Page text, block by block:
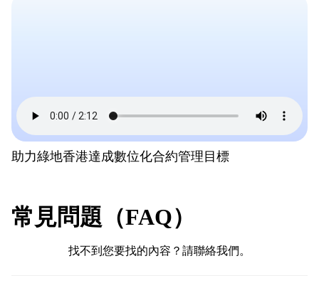
助力綠地香港達成數位化合約管理目標
常見問題（FAQ）
找不到您要找的內容？請聯絡我們。